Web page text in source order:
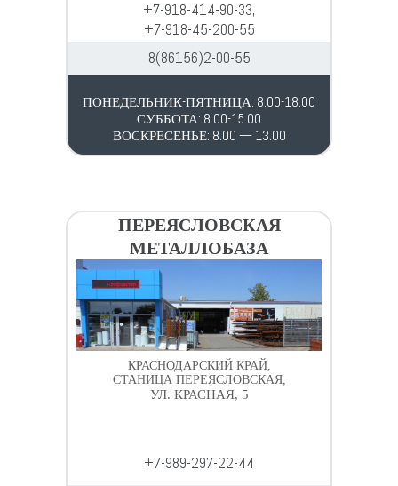
+7-918-414-90-33,
+7-918-45-200-55
8(86156)2-00-55
ПОНЕДЕЛЬНИК-ПЯТНИЦА: 8.00-18.00
СУББОТА: 8.00-15.00
ВОСКРЕСЕНЬЕ: 8.00 — 13.00
ПЕРЕЯСЛОВСКАЯ
МЕТАЛЛОБАЗА
КРАСНОДАРСКИЙ КРАЙ,
СТАНИЦА ПЕРЕЯСЛОВСКАЯ,
УЛ. КРАСНАЯ, 5
+7-989-297-22-44